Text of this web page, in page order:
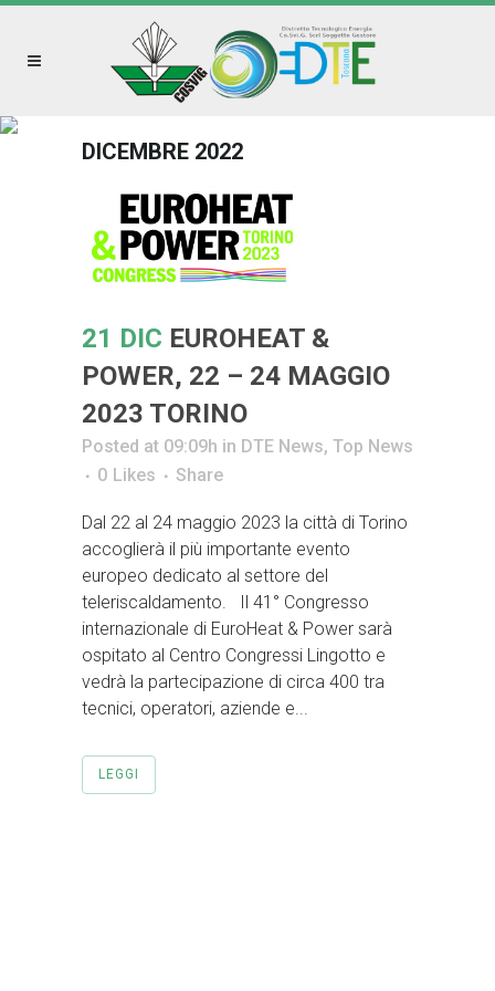
DICEMBRE 2022
21 DIC EUROHEAT &
POWER, 22 – 24 MAGGIO
2023 TORINO
Posted at 09:09h in DTE News, Top News
0 Likes Share
Dal 22 al 24 maggio 2023 la città di Torino
accoglierà il più importante evento
europeo dedicato al settore del
teleriscaldamento. Il 41° Congresso
internazionale di EuroHeat & Power sarà
ospitato al Centro Congressi Lingotto e
vedrà la partecipazione di circa 400 tra
tecnici, operatori, aziende e...
LEGGI